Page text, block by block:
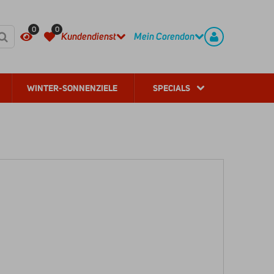
0 0
Kundendienst Mein Corendon
WINTER-SONNENZIELE SPECIALS